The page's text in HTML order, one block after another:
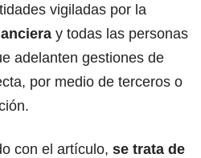
vigiladas por la
y todas las personas
adelanten gestiones de
por medio de terceros o
con el artículo, se trata de